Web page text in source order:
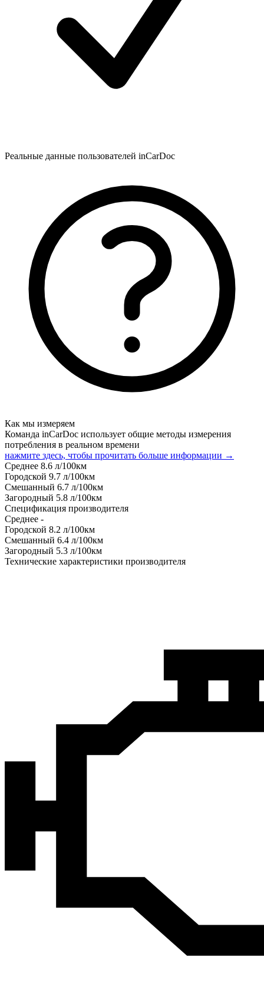
Реальные данные пользователей inCarDoc
Как мы измеряем
Команда inCarDoc использует общие методы измерения
потребления в реальном времени
нажмите здесь, чтобы прочитать больше информации →
Среднее 8.6 л/100км
Городской 9.7 л/100км
Смешанный 6.7 л/100км
Загородный 5.8 л/100км
Спецификация производителя
Среднее -
Городской 8.2 л/100км
Смешанный 6.4 л/100км
Загородный 5.3 л/100км
Технические характеристики производителя